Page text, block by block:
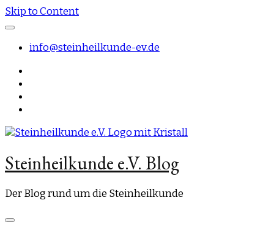
Skip to Content
info@steinheilkunde-ev.de
Steinheilkunde e.V. Blog
Der Blog rund um die Steinheilkunde